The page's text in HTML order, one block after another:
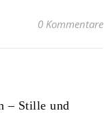
0 Kommentare
– Stille und